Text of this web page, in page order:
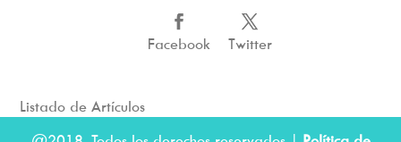
Facebook Twitter
Listado de Artículos